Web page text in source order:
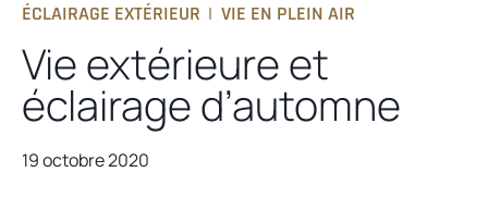
ÉCLAIRAGE EXTÉRIEUR | VIE EN PLEIN AIR
Vie extérieure et
éclairage d’automne
19 octobre 2020